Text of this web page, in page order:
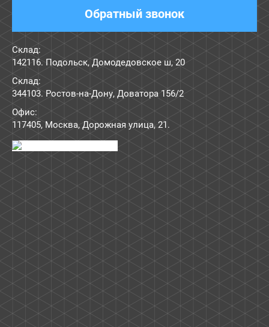
Обратный звонок
Склад:
142116. Подольск, Домодедовское ш, 20
Склад:
344103. Ростов-на-Дону, Доватора 156/2
Офис:
117405, Москва, Дорожная улица, 21 .